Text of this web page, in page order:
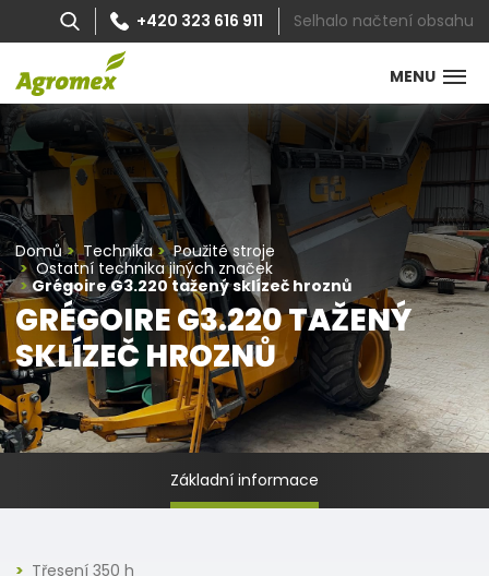
MENU
+420 323 616 911 Selhalo načtení obsahu
Domů Technika
Použité stroje
Ostatní technika jiných značek
Grégoire G3.220 tažený sklízeč hroznů
GRÉGOIRE G3.220 TAŽENÝ
SKLÍZEČ HROZNŮ
Základní informace
Třesení 350 h